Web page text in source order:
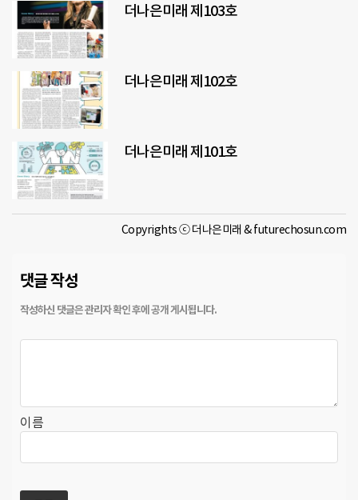
더나은미래 제103호
더나은미래 제102호
더나은미래 제101호
Copyrights ⓒ 더나은미래 & futurechosun.com
댓글 작성
이름